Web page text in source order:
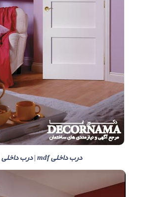
درب داخلی mdf |درب داخلی